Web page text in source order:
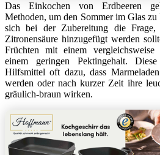
Das Einkochen von Erdbeeren
Methoden, um den Sommer im Glas
sich bei der Zubereitung die
Zitronensäure hinzugefügt werden
Früchten mit einem vergleichsweise
einem geringen Pektingehalt.
Hilfsmittel oft dazu, dass
werden oder nach kurzer Zeit ihre
gräulich-braun wirken.